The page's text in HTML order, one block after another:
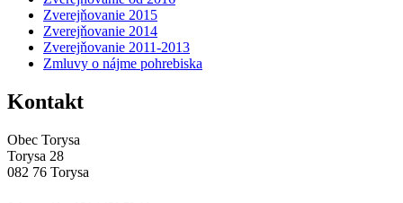
Zverejňovanie 2015
Zverejňovanie 2014
Zverejňovanie 2011-2013
Zmluvy o nájme pohrebiska
Kontakt
Obec Torysa
Torysa 28
082 76 Torysa